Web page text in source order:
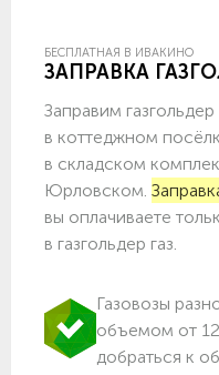
БЕСПЛАТНАЯ В ИВАКИНО
ЗАПРАВКА
Заправим
в коттеджном
в складском
Юрловском.
вы оплачиваете
в газгольдер газ.
Газовозы
объемом от
добраться к